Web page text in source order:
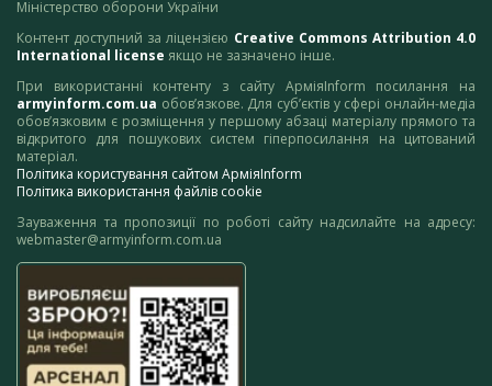
Міністерство оборони України
Контент доступний за ліцензією Creative Commons Attribution 4.0
International license якщо не зазначено інше.
При використанні контенту з сайту АрміяInform посилання на
armyinform.com.ua обов’язкове. Для суб’єктів у сфері онлайн-медіа
обов’язковим є розміщення у першому абзаці матеріалу прямого та
відкритого для пошукових систем гіперпосилання на цитований
матеріал.
Політика користування сайтом АрміяInform
Політика використання файлів cookie
Зауваження та пропозиції по роботі сайту надсилайте на адресу:
webmaster@armyinform.com.ua